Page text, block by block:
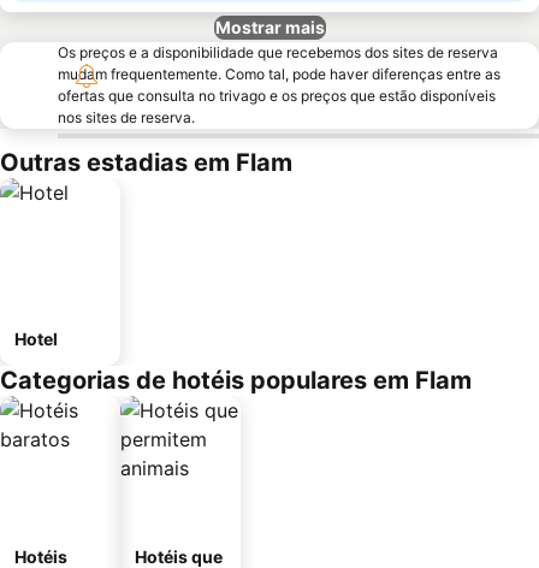
Mostrar mais
Os preços e a disponibilidade que recebemos dos sites de reserva
mudam frequentemente. Como tal, pode haver diferenças entre as
ofertas que consulta no trivago e os preços que estão disponíveis
nos sites de reserva.
Outras estadias em Flam
Hotel
Categorias de hotéis populares em Flam
Hotéis
Hotéis que